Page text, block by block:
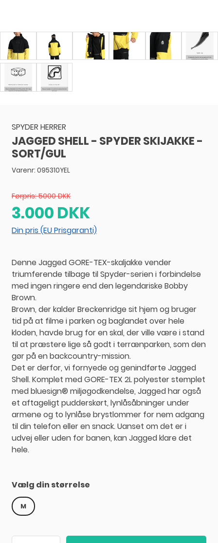
SPYDER HERRER
JAGGED SHELL - SPYDER SKIJAKKE -
SORT/GUL
Varenr: 095310YEL
Førpris: 5000 DKK
3.000 DKK
Din pris (EU Prisgaranti)
Denne Jagged GORE-TEX-skaljakke vender
triumferende tilbage til Spyder-serien i forbindelse
med ingen ringere end den legendariske Bobby
Brown.
Brown, der kalder Breckenridge sit hjem og bruger
tid på at filme i parken og baglandet over hele
kloden, havde brug for en skal, der ville være i stand
til at præstere lige så godt i terrænparken, som den
gør på en backcountry-mission.
Det er derfor, vi fornyede og genindførte Jagged
Shell.Komplet med GORE-TEX 2L polyester stemplet
med bluesign® miljøgodkendelse, Jagged har også
et aftageligt pudderskørt, lynlåsåbninger under
armene og to lynlåse brystlommer for nem adgang
til din telefon eller en snack.Uanset om det er i
udvej eller uden for banen, kan Jagged klare det
hele.
Vælg din størrelse
M